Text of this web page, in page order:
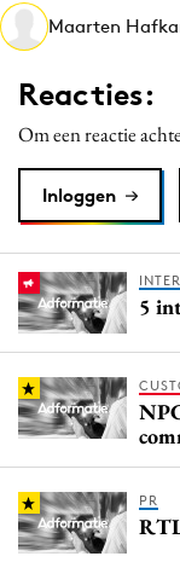
Martech
Media
Merkstrategie
PR
Purpose Marketing
Reputatie & crisis
Maarten
Reacties:
Om een reactie
Inloggen
5
PR